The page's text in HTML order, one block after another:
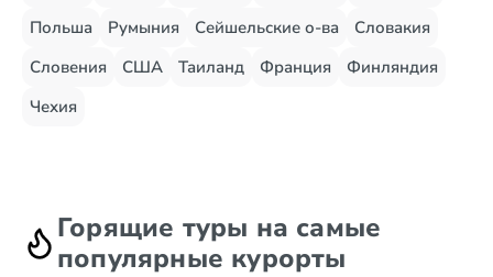
Польша
Румыния Сейшельские о-ва
Словакия
Словения
США Таиланд Франция
Финляндия
Чехия
Горящие туры на самые
популярные курорты